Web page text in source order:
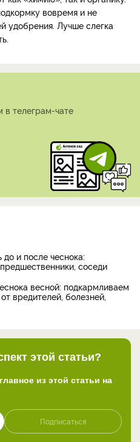
вовремя и не
удобрения. Лучше слегка
в телеграм-чате
до и после чеснока:
соседи
весной: подкармливаем
вредителей, болезней,
этой статьи?
из этой статьи на
Подписаться